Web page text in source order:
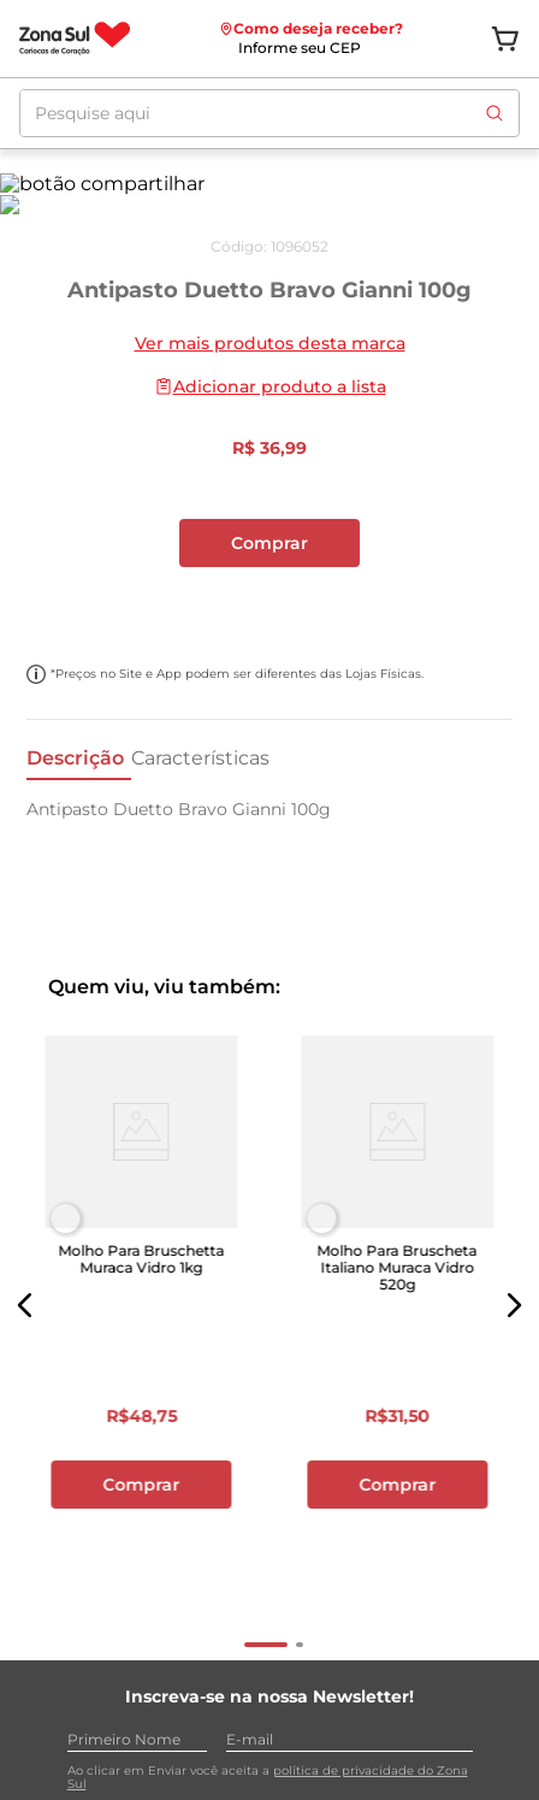
Como deseja receber?
Informe seu CEP
Pesquise aqui
Código: 1096052
Antipasto Duetto Bravo Gianni 100g
Ver mais produtos desta marca
Adicionar produto a lista
R$ 36,99
Comprar
*Preços no Site e App podem ser diferentes das Lojas Físicas.
Descrição Características
Antipasto Duetto Bravo Gianni 100g
Quem viu, viu também:
Molho Para Bruschetta
Muraca Vidro 1kg
R$48,75
Comprar
Molho Para Bruscheta
Italiano Muraca Vidro
520g
R$31,50
Comprar
Inscreva-se na nossa Newsletter!
Ao clicar em Enviar você aceita a política de privacidade do Zona
Sul